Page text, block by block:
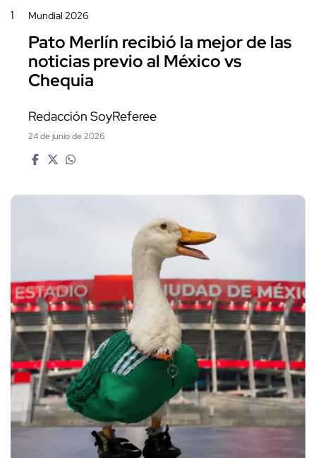
1 Mundial 2026
Pato Merlín recibió la mejor de las
noticias previo al México vs
Chequia
Redacción SoyReferee
24 de junio de 2026